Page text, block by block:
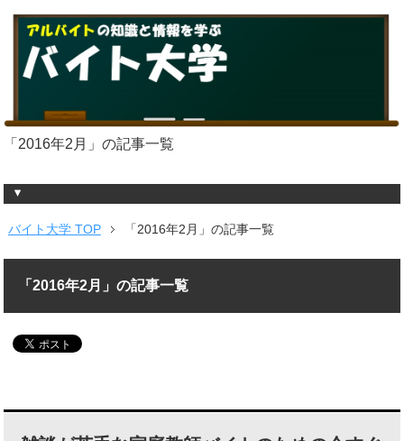
「2016年2月」の記事一覧
バイト大学 TOP 「2016年2月」の記事一覧
「2016年2月」の記事一覧